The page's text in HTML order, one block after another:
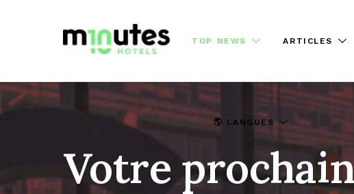
TOP NEWS ARTICLES
🌎 LANGUES
Votre